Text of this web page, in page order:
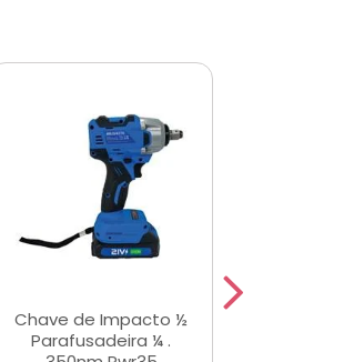
Chave de Impacto ½
Parafusadeira ¼ .